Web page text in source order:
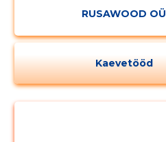
RUSAWOOD OÜ
Kaevetööd